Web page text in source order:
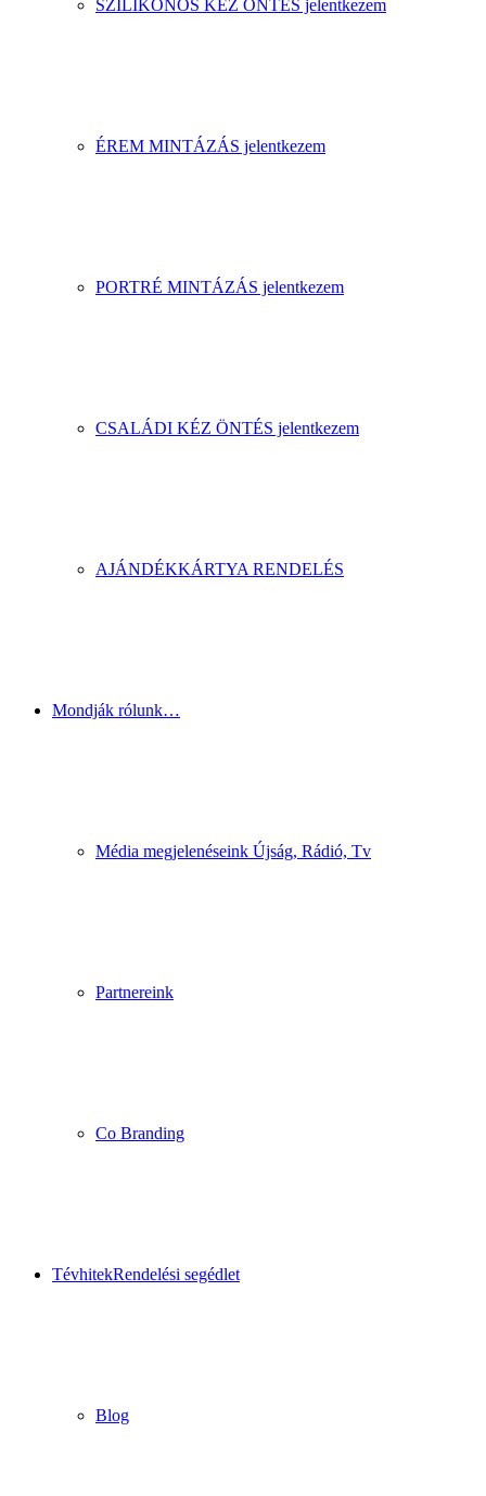
SZILIKONOS KÉZ ÖNTÉS jelentkezem
ÉREM MINTÁZÁS jelentkezem
PORTRÉ MINTÁZÁS jelentkezem
CSALÁDI KÉZ ÖNTÉS jelentkezem
AJÁNDÉKKÁRTYA RENDELÉS
Mondják rólunk…
Média megjelenéseink Újság, Rádió, Tv
Partnereink
Co Branding
TévhitekRendelési segédlet
Blog